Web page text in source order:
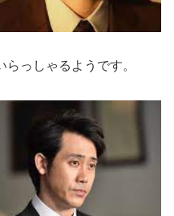
っしゃるようです。